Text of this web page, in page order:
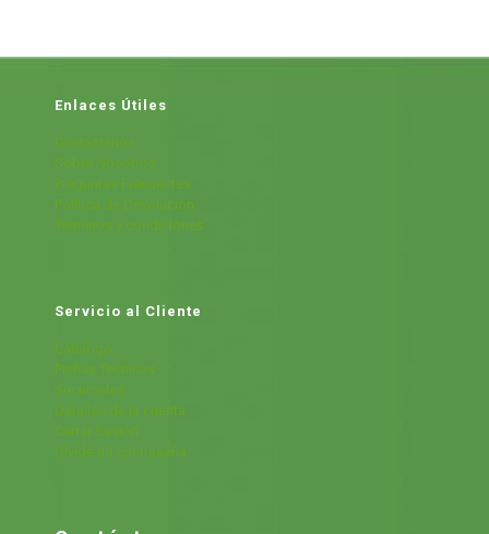
Enlaces Útiles
Contáctanos
Sobre Nosotros
Preguntas Frecuentes
Política de Devolución
Términos y condiciones
Servicio al Cliente
Cátalogo
Fichas Técnicas
Sucursales
Detalles de la cuenta
Cerrar Sesión
Olvide mi contraseña